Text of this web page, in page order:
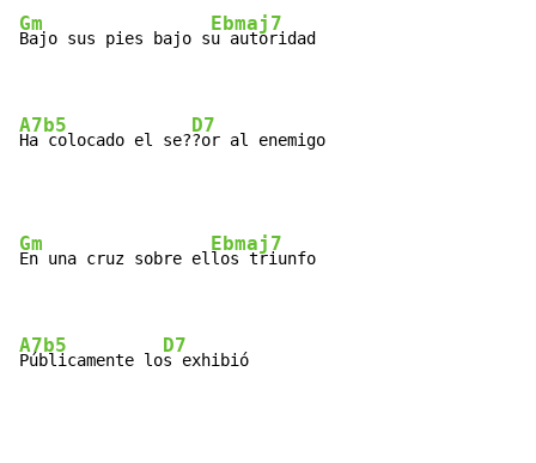
Gm
Bajo sus pies bajo s
Ebmaj7
u autoridad
A7b5
Ha colocado el se?
D7
?or al enemigo
Gm
En una cruz sobre el
Ebmaj7
los triunfo
A7b5
Públicamente lo
D7
s exhibió